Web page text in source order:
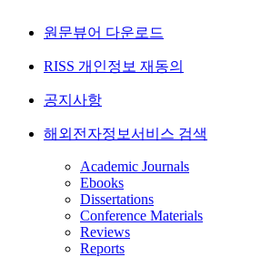
원문뷰어 다운로드
RISS 개인정보 재동의
공지사항
해외전자정보서비스 검색
Academic Journals
Ebooks
Dissertations
Conference Materials
Reviews
Reports